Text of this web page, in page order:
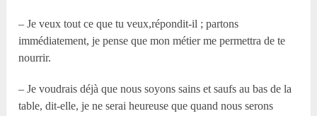
– Je veux tout ce que tu veux,répondit-il ; partons
immédiatement, je pense que mon métier me permettra de te
nourrir.
– Je voudrais déjà que nous soyons sains et saufs au bas de la
table, dit-elle, je ne serai heureuse que quand nous serons